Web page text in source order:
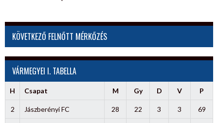
KÖVETKEZŐ FELNŐTT MÉRKŐZÉS
VÁRMEGYEI I. TABELLA
H Csapat M Gy D V P
2 Jászberényi FC 28 22 3 3 69